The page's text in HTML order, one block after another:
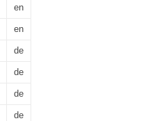
en
en
de
de
de
de